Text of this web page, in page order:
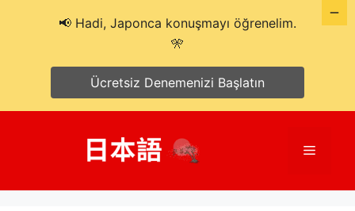
Menü
📢 Hadi, Japonca konuşmayı öğrenelim.
🎌
Ücretsiz Denemenizi Başlatın